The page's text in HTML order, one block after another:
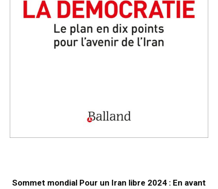
Sommet mondial Pour un Iran libre 2024 : En avant